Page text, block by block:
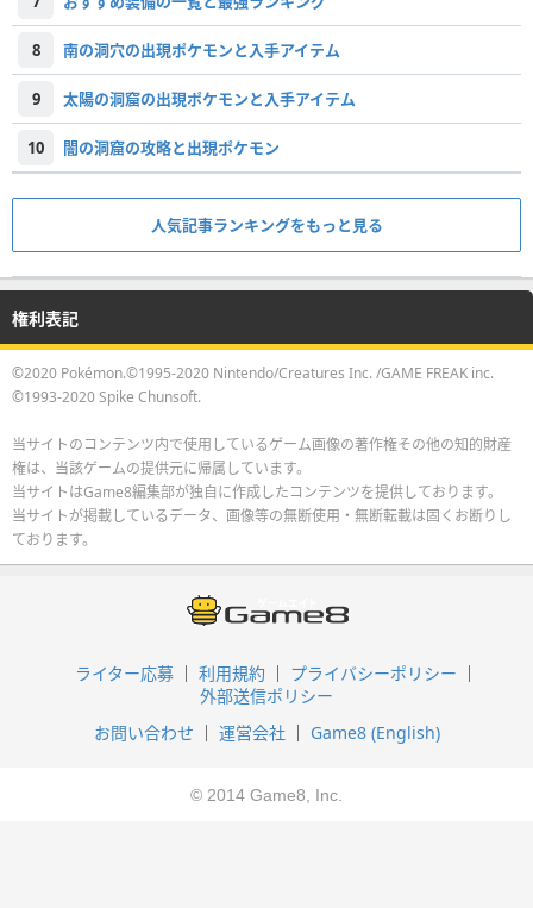
8 南の洞穴の出現ポケモンと入手アイテム
9 太陽の洞窟の出現ポケモンと入手アイテム
10 闇の洞窟の攻略と出現ポケモン
人気記事ランキングをもっと見る
権利表記
©2020 Pokémon.©1995-2020 Nintendo/Creatures Inc. /GAME FREAK inc.
©1993-2020 Spike Chunsoft.
当サイトのコンテンツ内で使用しているゲーム画像の著作権その他の知的財産
権は、当該ゲームの提供元に帰属しています。
当サイトはGame8編集部が独自に作成したコンテンツを提供しております。
当サイトが掲載しているデータ、画像等の無断使用・無断転載は固くお断りし
ております。
ライター応募 利用規約
プライバシーポリシー
外部送信ポリシー
お問い合わせ
運営会社 Game8 (English)
© 2014 Game8, Inc.